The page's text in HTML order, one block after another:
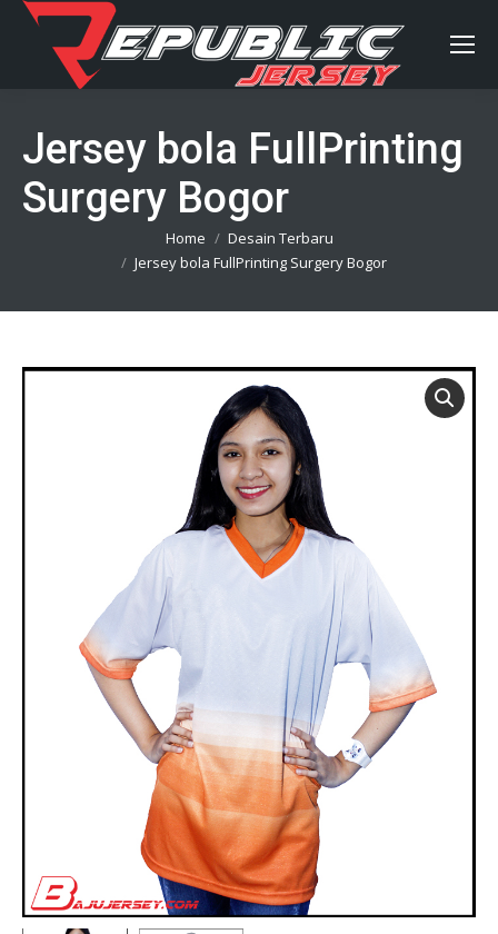
Jersey bola FullPrinting
Surgery Bogor
Home
Desain Terbaru
Jersey bola FullPrinting Surgery Bogor